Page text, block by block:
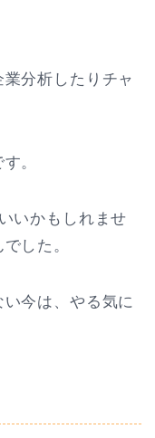
分析したりチャ
。
いかもしれませ
した。
今は、やる気に